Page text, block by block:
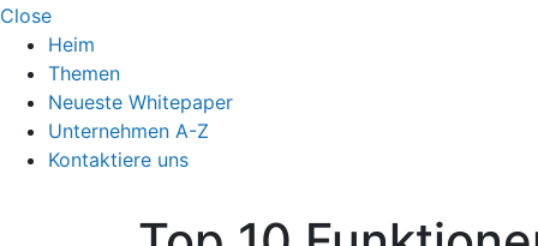
Close
Heim
Themen
Neueste Whitepaper
Unternehmen A-Z
Kontaktiere uns